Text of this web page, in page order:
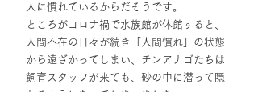
人に慣れているからだそうです。
ところがコロナ禍で水族館が休館すると、
人間不在の日々が続き「人間慣れ」の状態
から遠ざかってしまい、チンアナゴたちは
飼育スタッフが来ても、砂の中に潜って隠